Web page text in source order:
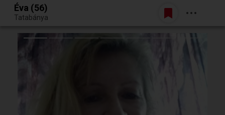
Egy jó randiból bármi lehet.
Belépés
Éva (56)
Tatabánya